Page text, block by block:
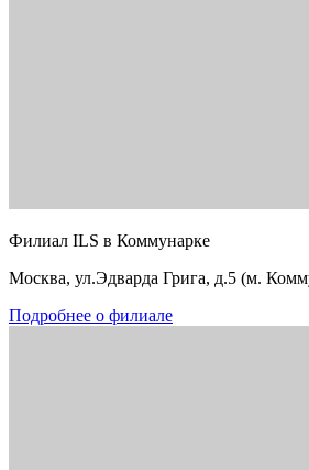
Филиал ILS в Коммунарке
Москва, ул.Эдварда Грига, д.5 (м.
Подробнее о филиале